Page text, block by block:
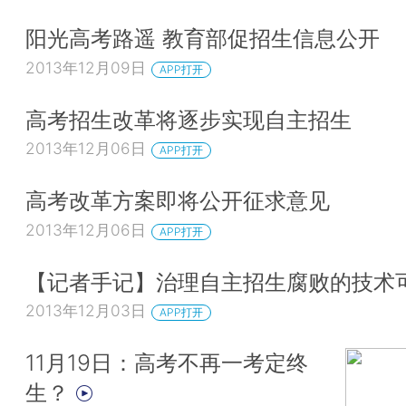
阳光高考路遥 教育部促招生信息公开
2013年12月09日 APP打开
高考招生改革将逐步实现自主招生
2013年12月06日 APP打开
高考改革方案即将公开征求意见
2013年12月06日 APP打开
【记者手记】治理自主招生腐败的技术
2013年12月03日 APP打开
11月19日：高考不再一考定终
生？